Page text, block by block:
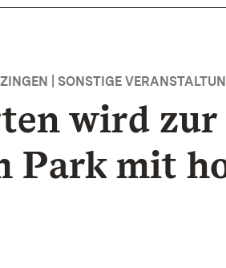
| SONSTIGE
wird
Park mit